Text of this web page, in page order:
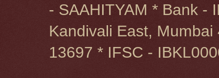
- SAAHITYAM * Bank -
Kandivali East,
13697 * IFSC -